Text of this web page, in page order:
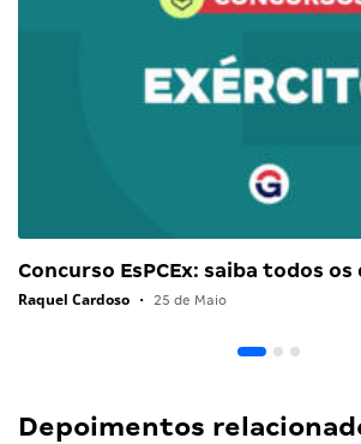
Concurso EsPCEx: saiba todos
Raquel Cardoso • 25 de Maio
Depoimentos